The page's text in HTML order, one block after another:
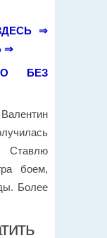
⇒
⇒
БЕЗ
боем,
Более